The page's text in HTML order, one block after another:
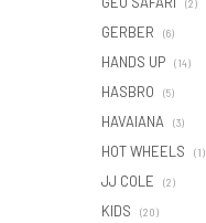
(2)
GERBER (6)
HANDS UP (14)
HASBRO (5)
HAVAIANA (3)
HOT WHEELS (1)
JJ COLE (2)
KIDS (20)